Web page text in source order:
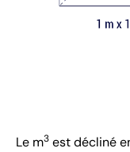
Le m3 est décliné